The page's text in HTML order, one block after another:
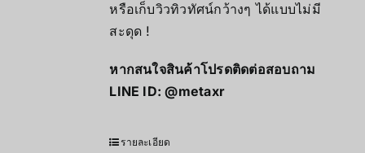
หรือเก็บวิวทิวทัศน์กว้างๆ ได้แบบไม่มี
สะดุด !
หากสนใจสินค้าโปรดติดต่อสอบถาม
LINE ID:@metaxr
รายละเอียด